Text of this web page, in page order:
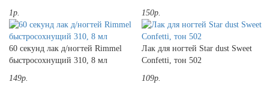
1р.
150р.
60 секунд лак д/ногтей Rimmel
быстросохнущий 310, 8 мл
149р.
Лак для ногтей Star dust Sweet
Confetti, тон 502
109р.